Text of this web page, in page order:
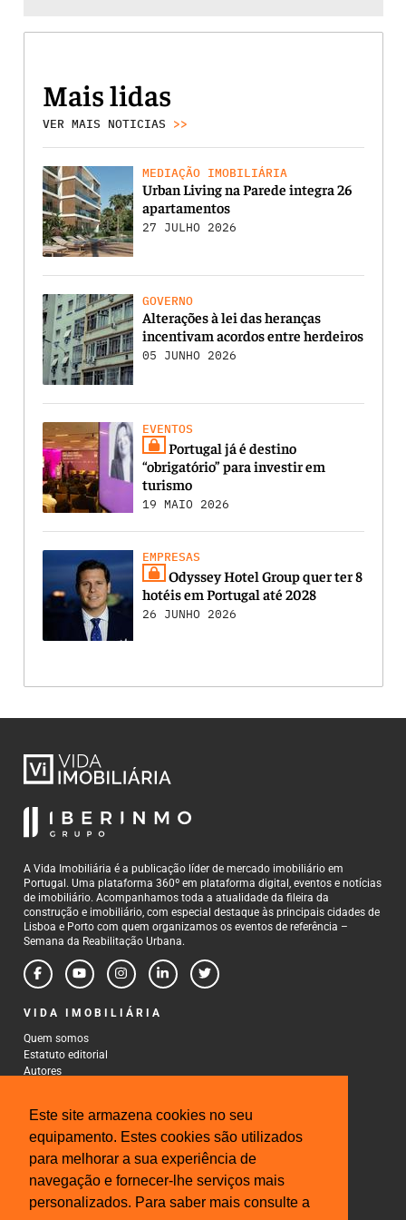
Este site armazena cookies no seu
equipamento. Estes cookies são utilizados
para melhorar a sua experiência de
navegação e fornecer-lhe serviços mais
personalizados. Para saber mais consulte a
Mais lidas
VER MAIS NOTICIAS >>
MEDIAÇÃO IMOBILIÁRIA
Urban Living na Parede integra 26
apartamentos
27 JULHO 2026
GOVERNO
Alterações à lei das heranças
incentivam acordos entre herdeiros
05 JUNHO 2026
EVENTOS
Portugal já é destino
“obrigatório” para investir em
turismo
19 MAIO 2026
EMPRESAS
Odyssey Hotel Group quer ter 8
hotéis em Portugal até 2028
26 JUNHO 2026
A Vida Imobiliária é a publicação líder de mercado imobiliário em
Portugal. Uma plataforma 360º em plataforma digital, eventos e notícias
de imobiliário. Acompanhamos toda a atualidade da fileira da
construção e imobiliário, com especial destaque às principais cidades de
Lisboa e Porto com quem organizamos os eventos de referência –
Semana da Reabilitação Urbana.
VIDA IMOBILIÁRIA
Quem somos
Estatuto editorial
Autores
CONTACTOS
Rua Gonçalo Cristovão, 185 - 6º
4000-269 Porto
Tel: 222 085 009
Fax: 222 085 010